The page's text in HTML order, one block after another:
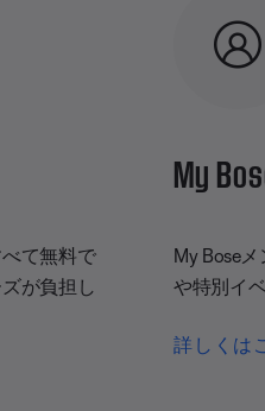
て無料で
が負担し
My
My Bose
や特別イ
詳しくは